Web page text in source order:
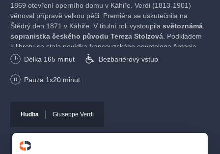
1869 otevření operního domu v Káhiře. Verdi (1813-1901)
věnoval přípravě velkou péči. Premiéra se uskutečnila na
Štědrý den 1871 v Káhiře. V titulní roli vystoupila světoznámá
sopranistka českého původu Tereza Stolzová . Podkladem
k libretu se stala povídka francouzského egyptologa Antonia
Marietta: dramatický příběh lásky etiopské princezny Aidy
brání nepřátelství jejich národů.
tehdy již světoznámý skladatel hledání nového stylu. Aida patří
Opera je nastudována v italském originále a v představení jsou
Délka 165 minut Bezbariérový vstup
Pauza 1x20 minut
Hudba Giuseppe Verdi
Libreto